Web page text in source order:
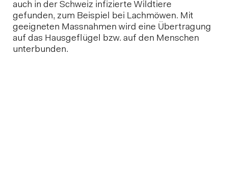
auch in der Schweiz infizierte Wildtiere
gefunden, zum Beispiel bei Lachmöwen. Mit
geeigneten Massnahmen wird eine Übertragung
auf das Hausgeflügel bzw. auf den Menschen
unterbunden.